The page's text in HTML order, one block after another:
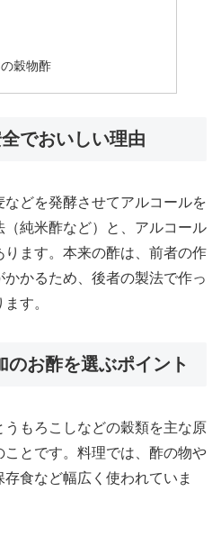
穀物酢
でおいしい理由
どを発酵させてアルコールを
純米酢など）と、アルコール
ます。本来の酢は、前者の作
かるため、後者の製法で作っ
す。
のお酢を選ぶポイント
もろこしなどの穀類を主な原
とです。料理では、酢の物や
食など幅広く使われていま